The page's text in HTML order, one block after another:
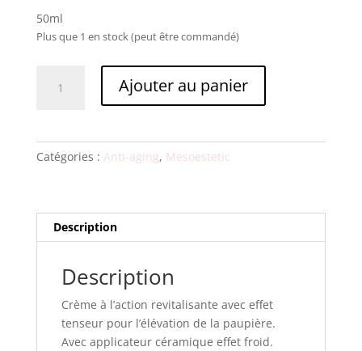
50ml
Plus que 1 en stock (peut être commandé)
Firming
Ajouter au panier
Catégories : Anti-aging, Mesoestetic
Description
Description
Crème à l’action revitalisante avec effet
tenseur pour l’élévation de la paupière.
Avec applicateur céramique effet froid.